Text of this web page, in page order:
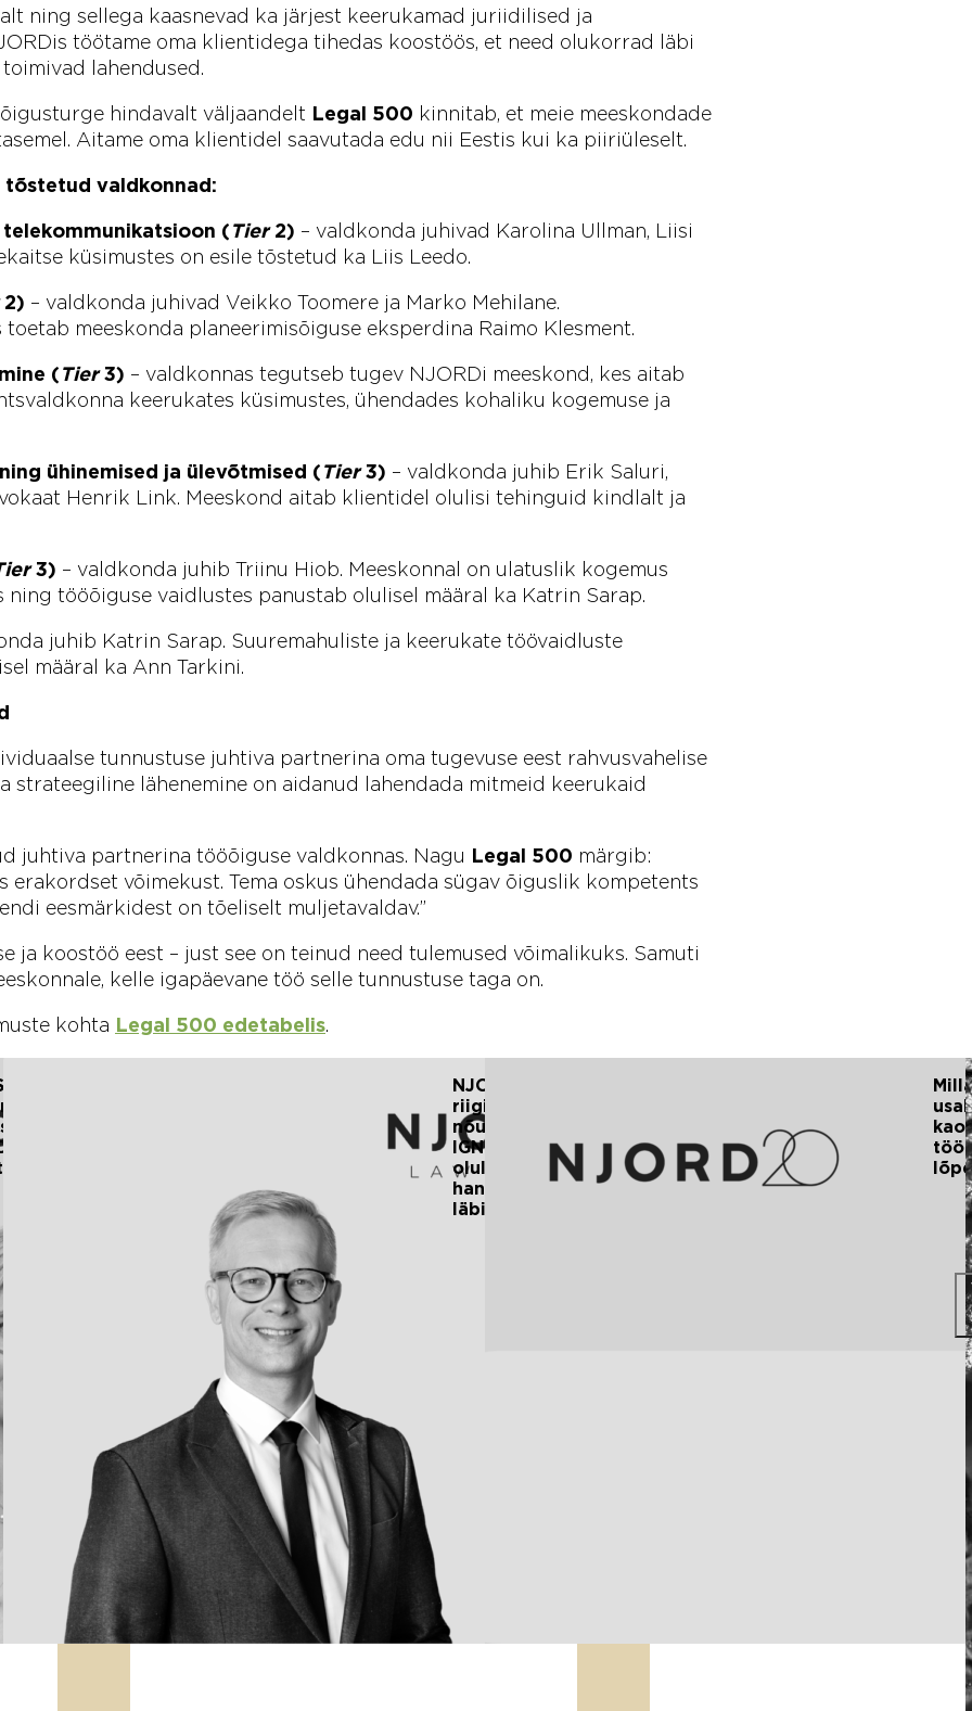
ning sellega kaasnevad ka järjest keerukamad juriidilised ja
töötame oma klientidega tihedas koostöös, et need olukorrad läbi
lahendused.
hindavalt väljaandelt Legal 500 kinnitab, et meie meeskondade
Aitame oma klientidel saavutada edu nii Eestis kui ka piiriüleselt.
valdkonnad:
(Tier2) – valdkonda juhivad Karolina Ullman, Liisi
küsimustes on esile tõstetud ka Liis Leedo.
2) – valdkonda juhivad Veikko Toomere ja Marko Mehilane.
meeskonda planeerimisõiguse eksperdina Raimo Klesment.
(Tier3) – valdkonnas tegutseb tugev NJORDi meeskond, kes aitab
keerukates küsimustes, ühendades kohaliku kogemuse ja
ühinemised ja ülevõtmised (Tier3) – valdkonda juhib Erik Saluri,
Henrik Link. Meeskond aitab klientidel olulisi tehinguid kindlalt ja
3) – valdkonda juhib Triinu Hiob. Meeskonnal on ulatuslik kogemus
ning tööõiguse vaidlustes panustab olulisel määral ka Katrin Sarap.
juhib Katrin Sarap. Suuremahuliste ja keerukate töövaidluste
määral ka Ann Tarkini.
tunnustuse juhtiva partnerina oma tugevuse eest rahvusvahelise
strateegiline lähenemine on aidanud lahendada mitmeid keerukaid
juhtiva partnerina tööõiguse valdkonnas. Nagu Legal 500 märgib:
erakordset võimekust. Tema oskus ühendada sügav õiguslik kompetents
eesmärkidest on tõeliselt muljetavaldav.”
ja koostöö eest – just see on teinud need tulemused võimalikuks. Samuti
kelle igapäevane töö selle tunnustuse taga on.
kohta Legal 500 edetabelis.
NJORDi
riigihanketiim
nõustas
IGNITIS Eestit
olulise IT-
hanke
läbiviimisel